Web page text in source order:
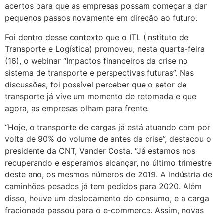
acertos para que as empresas possam começar a dar
pequenos passos novamente em direção ao futuro.
Foi dentro desse contexto que o ITL (Instituto de
Transporte e Logística) promoveu, nesta quarta-feira
(16), o webinar “Impactos financeiros da crise no
sistema de transporte e perspectivas futuras”. Nas
discussões, foi possível perceber que o setor de
transporte já vive um momento de retomada e que
agora, as empresas olham para frente.
“Hoje, o transporte de cargas já está atuando com por
volta de 90% do volume de antes da crise”, destacou o
presidente da CNT, Vander Costa. “Já estamos nos
recuperando e esperamos alcançar, no último trimestre
deste ano, os mesmos números de 2019. A indústria de
caminhões pesados já tem pedidos para 2020. Além
disso, houve um deslocamento do consumo, e a carga
fracionada passou para o e-commerce. Assim, novas